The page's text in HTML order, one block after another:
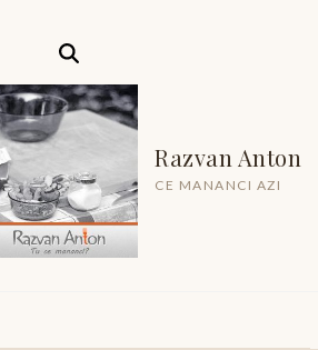
Razvan Anton
CE MANANCI AZI